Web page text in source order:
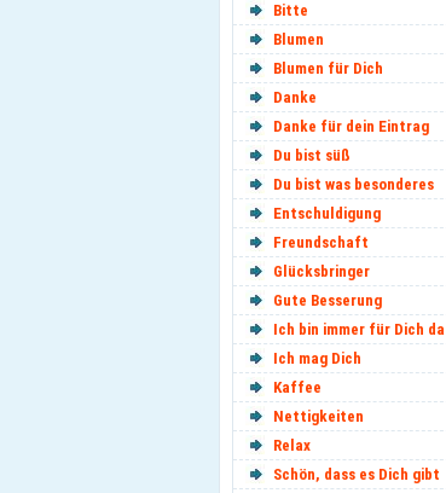
Bitte
Blumen
Blumen für Dich
Danke
Danke für dein Eintrag
Du bist süß
Du bist was besonderes
Entschuldigung
Freundschaft
Glücksbringer
Gute Besserung
Ich bin immer für Dich da
Ich mag Dich
Kaffee
Nettigkeiten
Relax
Schön, dass es Dich gibt